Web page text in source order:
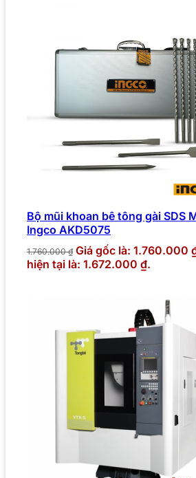
Bộ mũi khoan bê tông gài SDS
Ingco AKD5075
1.760.000₫ Giá gốc là: 1.760.000
hiện tại là: 1.672.000 ₫.